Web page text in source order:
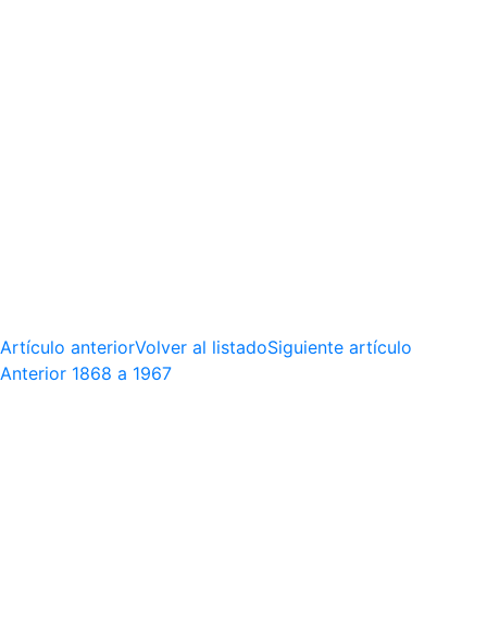
Artículo anteriorVolver al listadoSiguiente artículo
Anterior 1868 a 1967